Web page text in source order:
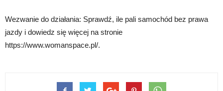
Wezwanie do działania: Sprawdź, ile pali samochód bez prawa
jazdy i dowiedz się więcej na stronie
https://www.womanspace.pl/.